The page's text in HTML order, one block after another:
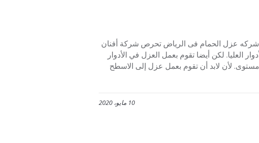
عزل الحمام فى الرياض تحرص شركة أفنان
لكن أيضا تقوم بعمل العزل في الأدوار
لأن لابد أن تقوم بعمل عزل إلى الاسطح
10 مايو، 2020